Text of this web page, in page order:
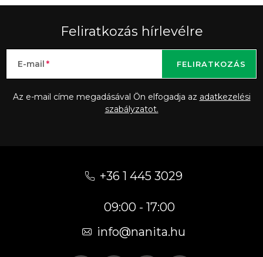
Feliratkozás hírlevélre
E-mail
Az e-mail címe megadásával Ön elfogadja az adatkezelési
szabályzatot.
FELIRATKOZÁS
+36 1 445 3029
09:00 - 17:00
info@nanita.hu